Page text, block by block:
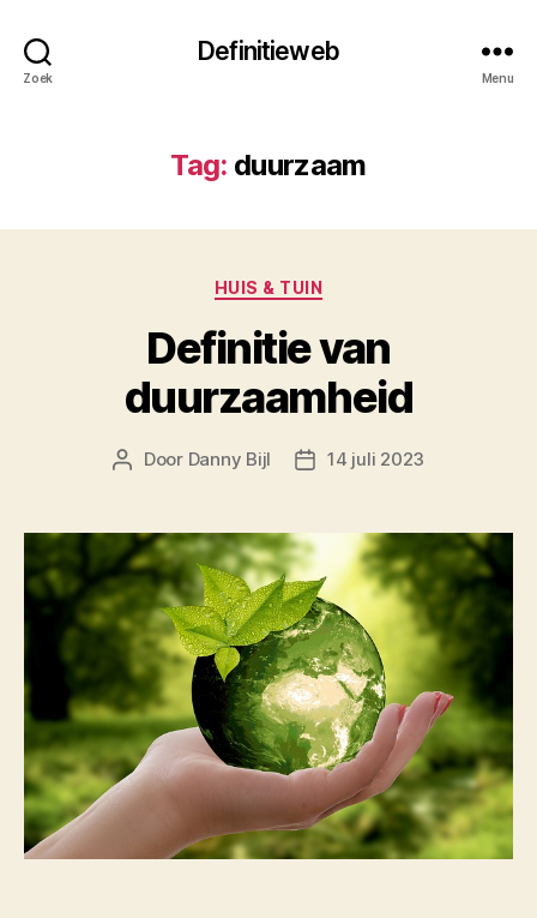
Zoek
Definitieweb
Menu
Tag: duurzaam
Categorieën
HUIS & TUIN
Definitie van
duurzaamheid
Berichtauteur
Door Danny Bijl Berichtdatum
14 juli 2023